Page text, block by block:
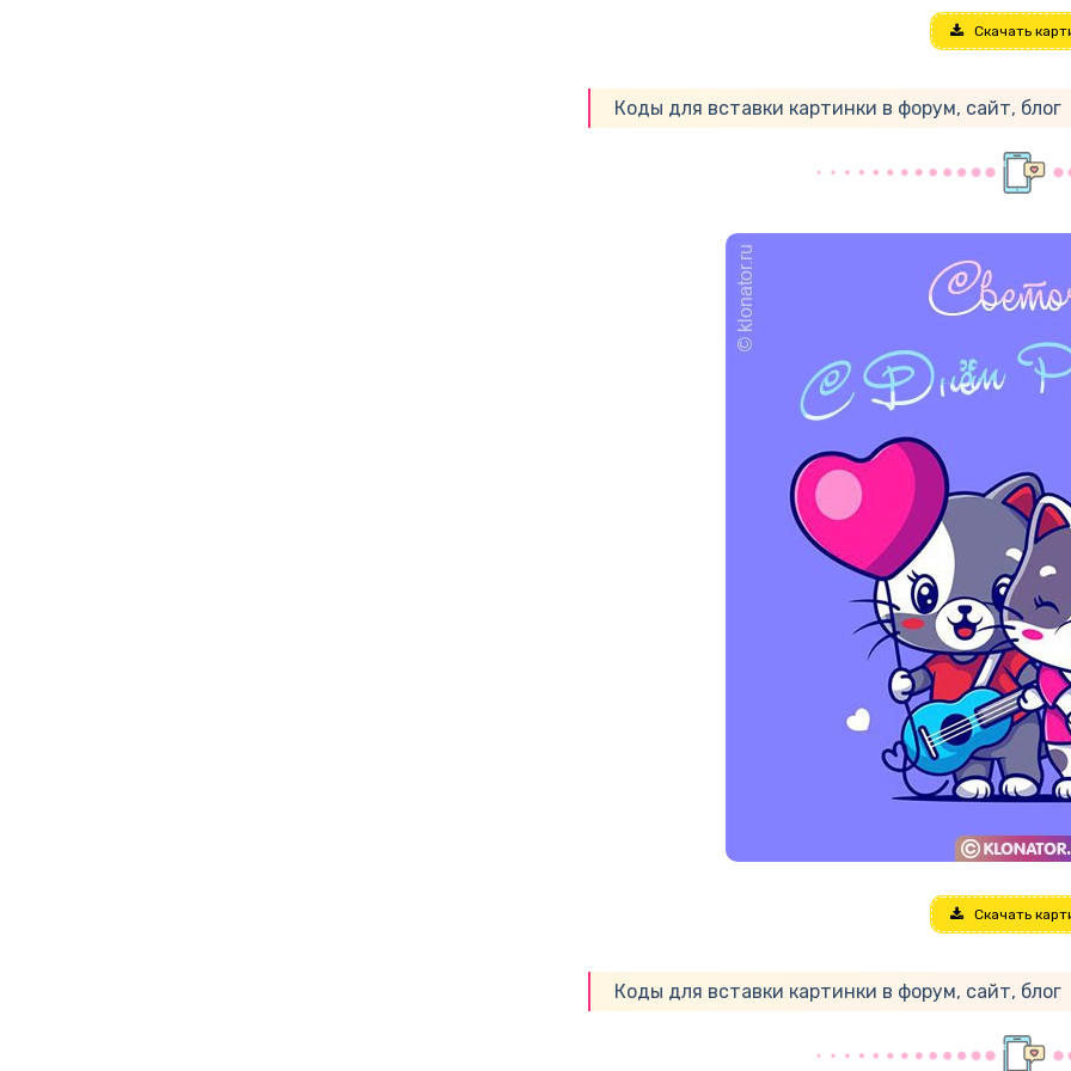
Скачать
Коды для вставки картинки в форум, сайт, блог
Скачать
Коды для вставки картинки в форум, сайт, блог